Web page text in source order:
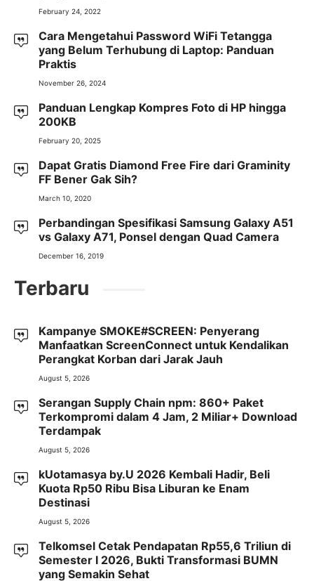
February 24, 2022
Cara Mengetahui Password WiFi Tetangga
yang Belum Terhubung di Laptop: Panduan
Praktis
November 26, 2024
Panduan Lengkap Kompres Foto di HP hingga
200KB
February 20, 2025
Dapat Gratis Diamond Free Fire dari Graminity
FF Bener Gak Sih?
March 10, 2020
Perbandingan Spesifikasi Samsung Galaxy A51
vs Galaxy A71, Ponsel dengan Quad Camera
December 16, 2019
Terbaru
Kampanye SMOKE#SCREEN: Penyerang
Manfaatkan ScreenConnect untuk Kendalikan
Perangkat Korban dari Jarak Jauh
August 5, 2026
Serangan Supply Chain npm: 860+ Paket
Terkompromi dalam 4 Jam, 2 Miliar+ Download
Terdampak
August 5, 2026
kUotamasya by.U 2026 Kembali Hadir, Beli
Kuota Rp50 Ribu Bisa Liburan ke Enam
Destinasi
August 5, 2026
Telkomsel Cetak Pendapatan Rp55,6 Triliun di
Semester I 2026, Bukti Transformasi BUMN
yang Semakin Sehat